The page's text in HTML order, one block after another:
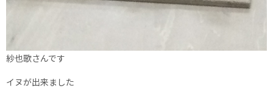
紗也歌さんです
イヌが出来ました